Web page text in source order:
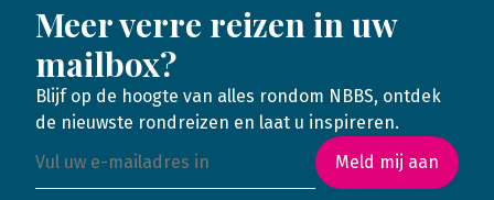
Meer verre reizen in uw
mailbox?
Blijf op de hoogte van alles rondom NBBS, ontdek
de nieuwste rondreizen en laat u inspireren.
Meld mij aan